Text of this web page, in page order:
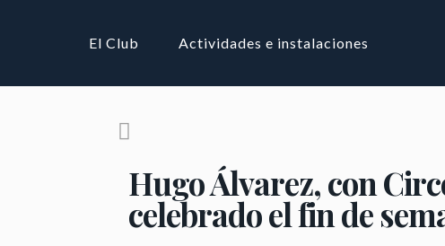
El Club Actividades e instalaciones
Hugo Álvarez, con
celebrado el fin de